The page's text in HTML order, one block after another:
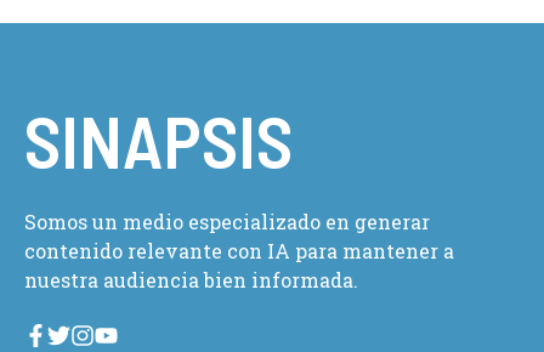
SINAPSIS
Somos un medio especializado en generar
contenido relevante con IA para mantener a
nuestra audiencia bien informada.